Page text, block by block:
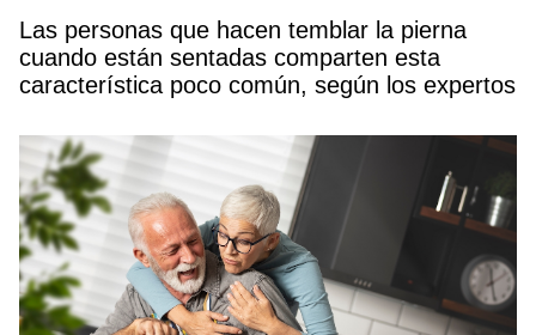
Las personas que hacen temblar la pierna
cuando están sentadas comparten esta
característica poco común, según los expertos